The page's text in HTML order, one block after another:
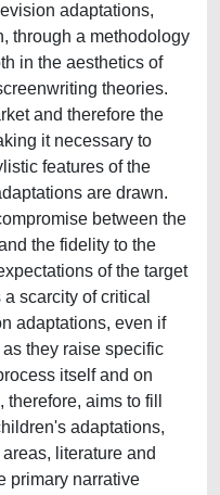
adaptations,
through a methodology
in the aesthetics of
theories.
and therefore the
it necessary to
features of the
are drawn.
between the
the fidelity to the
of the target
scarcity of critical
adaptations, even if
they raise specific
itself and on
aims to fill
adaptations,
literature and
primary narrative